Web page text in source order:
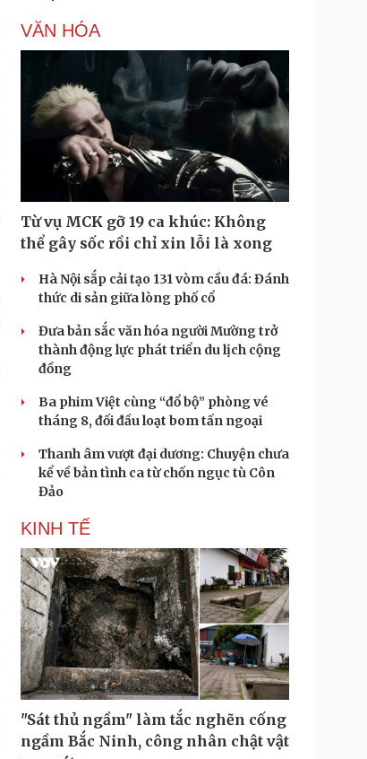
VĂN HÓA
Từ vụ MCK gỡ 19 ca khúc: Không
thể gây sốc rồi chỉ xin lỗi là xong
Hà Nội sắp cải tạo 131 vòm cầu đá: Đánh
thức di sản giữa lòng phố cổ
Đưa bản sắc văn hóa người Mường trở
thành động lực phát triển du lịch cộng
đồng
Ba phim Việt cùng “đổ bộ” phòng vé
tháng 8, đối đầu loạt bom tấn ngoại
Thanh âm vượt đại dương: Chuyện chưa
kể về bản tình ca từ chốn ngục tù Côn
Đảo
KINH TẾ
"Sát thủ ngầm" làm tắc nghẽn cống
ngầm Bắc Ninh, công nhân chật vật